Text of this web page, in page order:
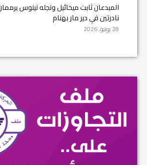
المبدعان ثابت ميخائيل ونجله نينوس
نادرتين في دير مار بهنام
28 يونيو, 2026